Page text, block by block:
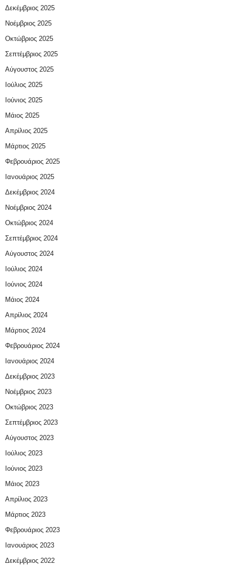
Δεκέμβριος 2025
Νοέμβριος 2025
Οκτώβριος 2025
Σεπτέμβριος 2025
Αύγουστος 2025
Ιούλιος 2025
Ιούνιος 2025
Μάιος 2025
Απρίλιος 2025
Μάρτιος 2025
Φεβρουάριος 2025
Ιανουάριος 2025
Δεκέμβριος 2024
Νοέμβριος 2024
Οκτώβριος 2024
Σεπτέμβριος 2024
Αύγουστος 2024
Ιούλιος 2024
Ιούνιος 2024
Μάιος 2024
Απρίλιος 2024
Μάρτιος 2024
Φεβρουάριος 2024
Ιανουάριος 2024
Δεκέμβριος 2023
Νοέμβριος 2023
Οκτώβριος 2023
Σεπτέμβριος 2023
Αύγουστος 2023
Ιούλιος 2023
Ιούνιος 2023
Μάιος 2023
Απρίλιος 2023
Μάρτιος 2023
Φεβρουάριος 2023
Ιανουάριος 2023
Δεκέμβριος 2022